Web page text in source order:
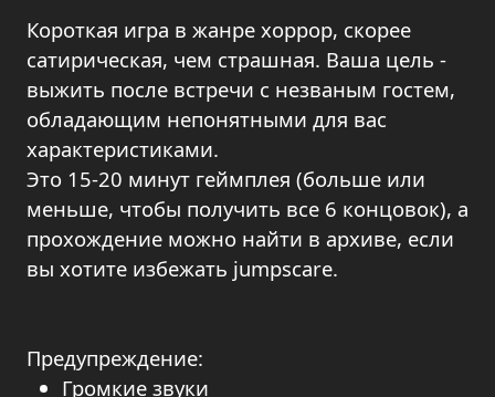
Короткая игра в жанре хоррор, скорее
сатирическая, чем страшная. Ваша цель -
выжить после встречи с незваным гостем,
обладающим непонятными для вас
характеристиками.
Это 15-20 минут геймплея (больше или
меньше, чтобы получить все 6 концовок), а
прохождение можно найти в архиве, если
вы хотите избежать jumpscare.
Предупреждение:
Громкие звуки